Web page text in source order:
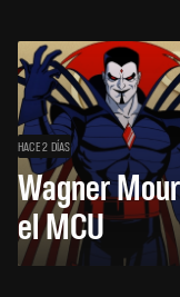
HACE 2 DÍAS
Wagner
el MCU